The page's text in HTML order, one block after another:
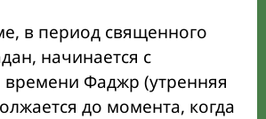
в период священного
начинается с
времени Фаджр (утренняя
до момента, когда